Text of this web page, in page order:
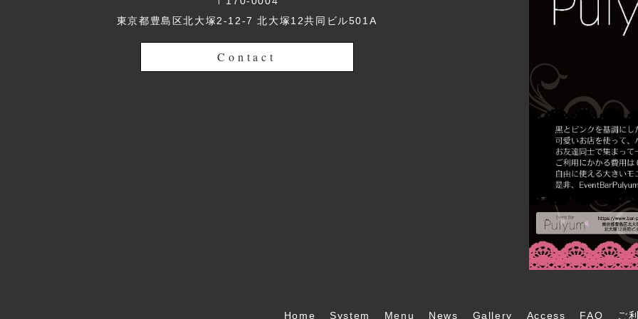
東京都豊島区北大塚2-12-7 北大塚12共同ビル501A
Contact
Home System Menu News Gallery Access FAQ ご